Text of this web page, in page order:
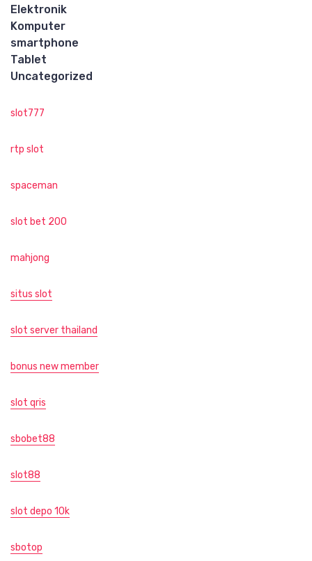
Elektronik
Komputer
smartphone
Tablet
Uncategorized
slot777
rtp slot
spaceman
slot bet 200
mahjong
situs slot
slot server thailand
bonus new member
slot qris
sbobet88
slot88
slot depo 10k
sbotop